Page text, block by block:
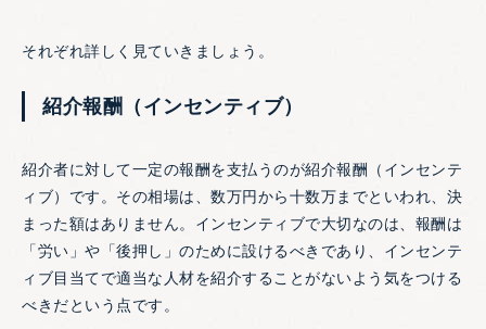
それぞれ詳しく見ていきましょう。
紹介報酬（インセンティブ）
紹介者に対して一定の報酬を支払うのが紹介報酬（インセンテ
ィブ）です。その相場は、数万円から十数万までといわれ、決
まった額はありません。インセンティブで大切なのは、報酬は
「労い」や「後押し」のために設けるべきであり、インセンテ
ィブ目当てで適当な人材を紹介することがないよう気をつける
べきだという点です。